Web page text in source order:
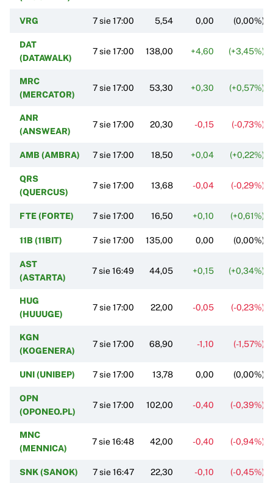
VRG 7 sie 17:00 5,54 0,00 (0,00%)
DAT
(DATAWALK)
7 sie 17:00 138,00 +4,60 (+3,45%)
MRC
(MERCATOR)
7 sie 17:00 53,30 +0,30 (+0,57%)
ANR
(ANSWEAR)
7 sie 17:00 20,30 -0,15 (-0,73%)
AMB (AMBRA) 7 sie 17:00 18,50 +0,04 (+0,22%)
QRS
(QUERCUS)
7 sie 17:00 13,68 -0,04 (-0,29%)
FTE (FORTE) 7 sie 17:00 16,50 +0,10 (+0,61%)
11B (11BIT) 7 sie 17:00 135,00 0,00 (0,00%)
AST
(ASTARTA)
7 sie 16:49 44,05 +0,15 (+0,34%)
HUG
(HUUUGE)
7 sie 17:00 22,00 -0,05 (-0,23%)
KGN
(KOGENERA)
7 sie 17:00 68,90 -1,10 (-1,57%)
UNI (UNIBEP) 7 sie 17:00 13,78 0,00 (0,00%)
OPN
(OPONEO.PL)
7 sie 17:00 102,00 -0,40 (-0,39%)
MNC
(MENNICA)
7 sie 16:48 42,00 -0,40 (-0,94%)
SNK (SANOK) 7 sie 16:47 22,30 -0,10 (-0,45%)